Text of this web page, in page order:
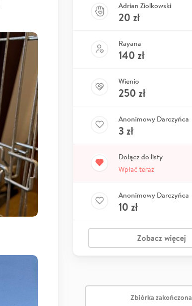
Adrian Ziolkowski
20 zł
Rayana
140 zł
Wienio
250 zł
Anonimowy Darczyńca
3 zł
Dołącz do listy
Wpłać teraz
Anonimowy Darczyńca
10 zł
Zobacz więcej
Zbiórka zakończona